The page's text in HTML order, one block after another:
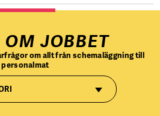
OM JOBBET
om allt från schemaläggning till
personalmat